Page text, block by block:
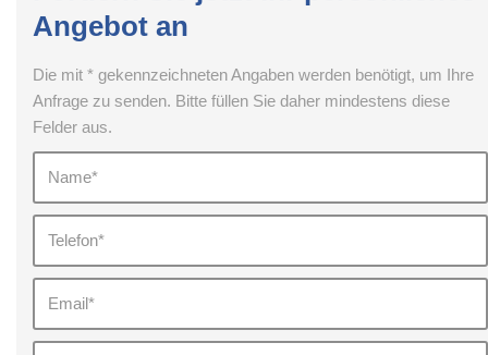
Angebot an
Die mit * gekennzeichneten Angaben werden benötigt, um Ihre
Anfrage zu senden. Bitte füllen Sie daher mindestens diese
Felder aus.